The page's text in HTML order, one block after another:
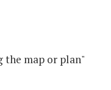
the map or plan"